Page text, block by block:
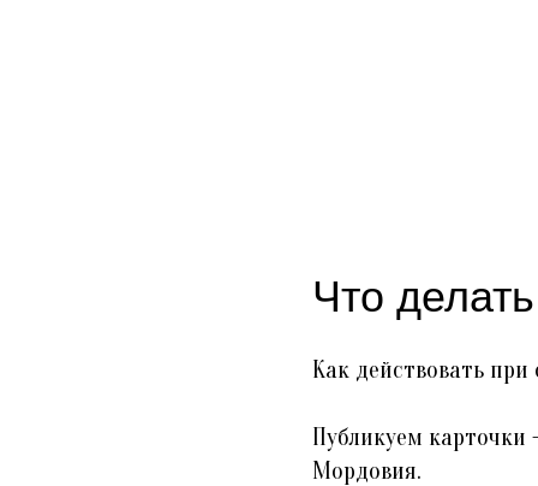
Что
Как действовать
Публикуем карточки
Мордовия.